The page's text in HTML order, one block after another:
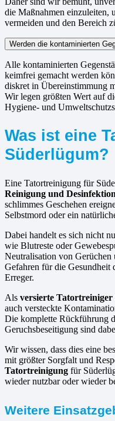
die Maßnahmen einzuleiten,
vermeiden und den Bereich
Werden die kontaminierten
Alle kontaminierten
keimfrei gemacht werden
diskret in Übereinstimmung
Wir legen größten Wert auf
Hygiene- und
Was ist eine
Süderlügum?
Eine Tatortreinigung für
Reinigung und Desinfektion
schlimmes Geschehen
Selbstmord oder ein
Dabei handelt es sich nicht
wie Blutreste oder
Neutralisation von
Gefahren für die Gesundheit
Erreger.
Als versierte Tatortreiniger
auch versteckte
Die komplette Rückführung
Geruchsbeseitigung sind
Wir wissen, dass dies eine
mit größter Sorgfalt und
Tatortreinigung für
wieder nutzbar oder wieder
Weitere